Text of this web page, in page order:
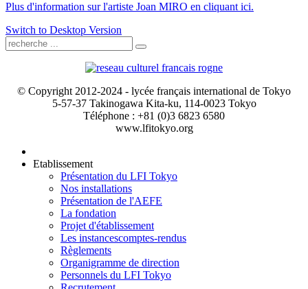
Plus d'information sur l'artiste Joan MIRO en cliquant ici.
Switch to Desktop Version
© Copyright 2012-2024 - lycée français international de Tokyo
5-57-37 Takinogawa Kita-ku, 114-0023 Tokyo
Téléphone : +81 (0)3 6823 6580
www.lfitokyo.org
Etablissement
Présentation du LFI Tokyo
Nos installations
Présentation de l'AEFE
La fondation
Projet d'établissement
Les instancescomptes-rendus
Règlements
Organigramme de direction
Personnels du LFI Tokyo